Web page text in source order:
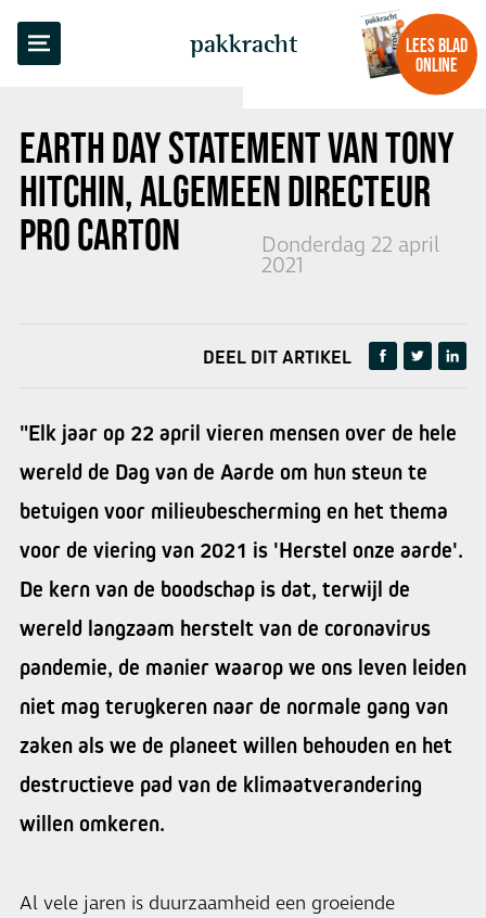
pakkracht
LEES BLAD
ONLINE
EARTH DAY STATEMENTVAN TONY
HITCHIN, ALGEMEEN DIRECTEUR
PRO CARTON
Donderdag 22 april
2021
TERUG NAAR OVERZICHT
DEEL DIT ARTIKEL
"Elk jaar op 22 april vieren mensen over de hele
wereld de Dag van de Aarde om hun steun te
betuigen voor milieubescherming en het thema
voor de viering van 2021 is 'Herstel onze aarde'.
De kern van de boodschap is dat, terwijl de
wereld langzaam herstelt van de coronavirus
pandemie, de manier waarop we ons leven leiden
niet mag terugkeren naar de normale gang van
zaken als we de planeet willen behouden en het
destructieve pad van de klimaatverandering
willen omkeren.
Al vele jaren is duurzaamheid een groeiende